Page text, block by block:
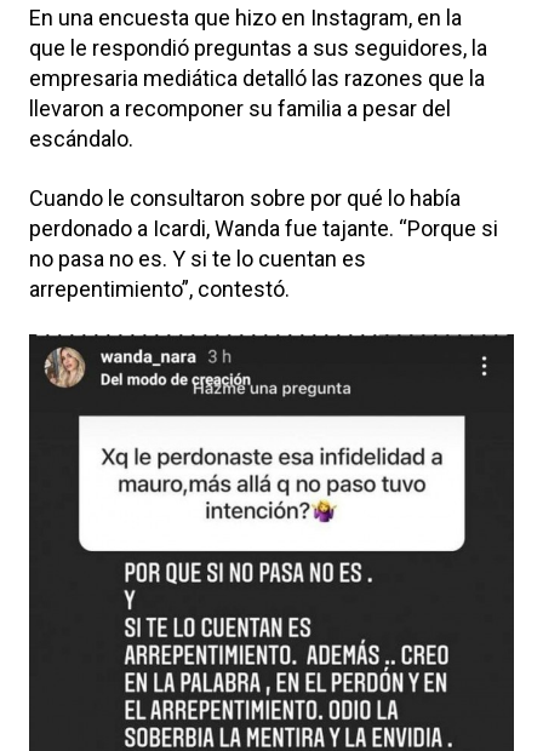
En una encuesta que hizo en Instagram, en la
que le respondió preguntas a sus seguidores, la
empresaria mediática detalló las razones que la
llevaron a recomponer su familia a pesar del
escándalo.
Cuando le consultaron sobre por qué lo había
perdonado a Icardi, Wanda fue tajante. “Porque si
no pasa no es. Y si te lo cuentan es
arrepentimiento”, contestó.